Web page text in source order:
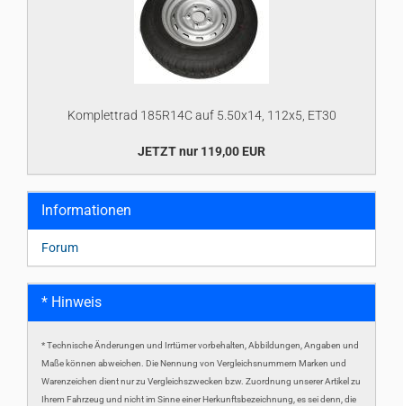
Komplettrad 185R14C auf 5.50x14, 112x5, ET30
JETZT nur 119,00 EUR
Informationen
Forum
* Hinweis
* Technische Änderungen und Irrtümer vorbehalten, Abbildungen, Angaben und
Maße können abweichen. Die Nennung von Vergleichsnummern Marken und
Warenzeichen dient nur zu Vergleichszwecken bzw. Zuordnung unserer Artikel zu
Ihrem Fahrzeug und nicht im Sinne einer Herkunftsbezeichnung, es sei denn, die